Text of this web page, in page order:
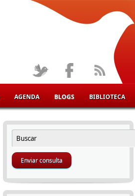
AGENDA BLOGS BIBLIOTECA
FORMULARIO DE BÚSQUEDA
Buscar